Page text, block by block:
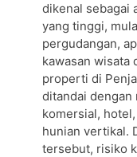
dikenal sebagai
yang tinggi,
pergudangan,
kawasan wisata
properti di
ditandai dengan
komersial,
hunian vertikal.
tersebut, risiko